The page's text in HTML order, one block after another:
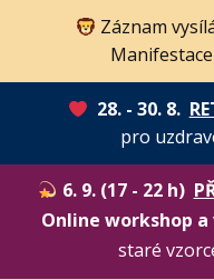
Záznam
28. - 30. 8.
pro
6. 9. (17 - 22 h)
Online workshop
staré